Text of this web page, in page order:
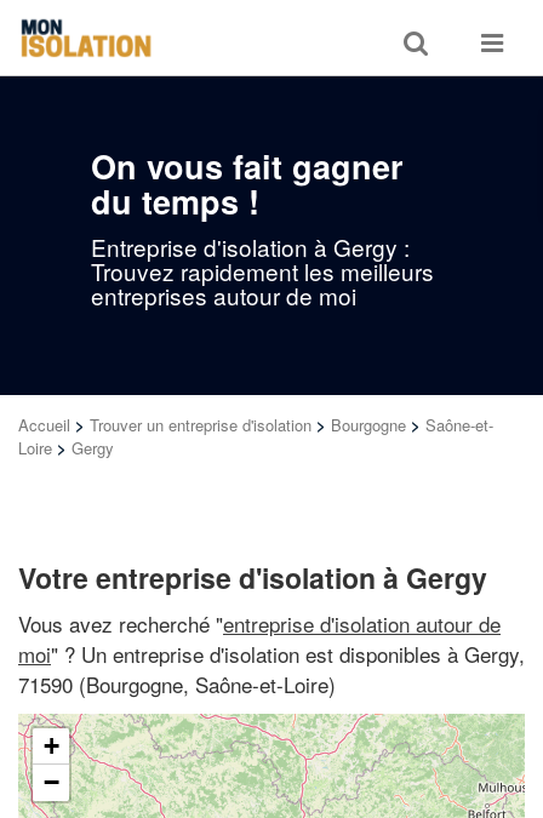
Toggle
search
Toggle
On vous fait gagner
du temps !
Entreprise d'isolation à Gergy :
Trouvez rapidement les meilleurs
entreprises autour de moi
Accueil > Trouver un entreprise d'isolation > Bourgogne > Saône-et-
Loire > Gergy
Votre entreprise d'isolation à Gergy
Vous avez recherché "entreprise d'isolation autour de
moi" ? Un entreprise d'isolation est disponibles à Gergy,
71590 (Bourgogne, Saône-et-Loire)
+
−